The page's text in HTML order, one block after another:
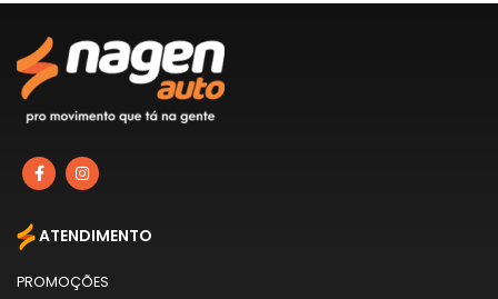
ATENDIMENTO
PROMOÇÕES